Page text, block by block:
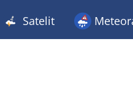
Satelit